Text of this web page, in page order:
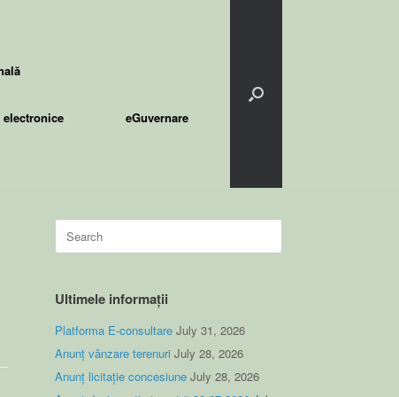
eGuvernare
Search
for:
Ultimele informații
Platforma E-consultare July 31, 2026
Anunț vânzare terenuri July 28, 2026
Anunț licitație concesiune July 28, 2026